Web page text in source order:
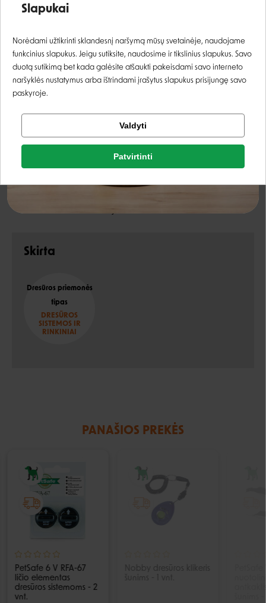
Rašyti atsiliepimą
Šuns lojimo garsą aptinka iki 15 m atstumu;
Sistema sukurta naudoti tik lauko sąlygomis;
Sistema gali neveikti kurčių ar klausos sutrikimų
turinčių šunų;
9 voltų alkaninis elementas
Ultragarsas nuo garsiakalbio sklinda 180 laipsniu
kampu.
Komplektą sudaro:
Skirta
Dresūros priemonės
tipas
DRESŪROS
SISTEMOS IR
RINKINIAI
PANAŠIOS PREKĖS
PetSafe 6 V RFA-67
ličio elementas
dresūros sistemoms - 2
vnt.
Rašyti atsiliepimą
Registruotis
Facebook
Slapukai
Norėdami užtikrinti sklandesnį naršymą mūsų svetainėje, naudojame
funkcinius slapukus. Jeigu sutiksite, naudosime ir tikslinius slapukus. Savo
duotą sutikimą bet kada galėsite atšaukti pakeisdami savo interneto
naršyklės nustatymus arba ištrindami įrašytus slapukus prisijungę savo
paskyroje.
Valdyti
Patvirtinti